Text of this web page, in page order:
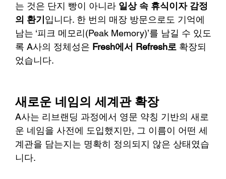
는 것은 단지 빵이 아니라 일상 속 휴식이자 감정
의 환기 입니다. 한 번의 매장 방문으로도 기억에
남는 ‘피크 메모리(Peak Memory)’를 남길 수 있도
록 A사의 정체성은 Fresh에서 Refresh로 확장되
었습니다.
새로운 네임의 세계관 확장
A사는 리브랜딩 과정에서 영문 약칭 기반의 새로
운 네임을 사전에 도입했지만, 그 이름이 어떤 세
계관을 담는지는 명확히 정의되지 않은 상태였습
니다.